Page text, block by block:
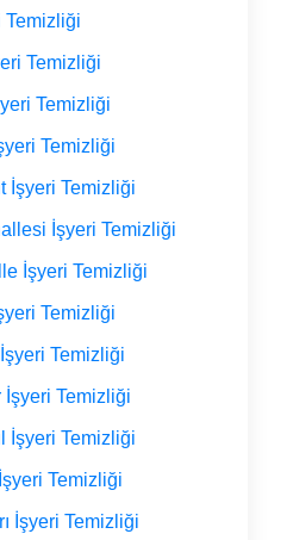
Temizliği
Temizliği
Temizliği
Temizliği
İşyeri Temizliği
İşyeri Temizliği
İşyeri Temizliği
Temizliği
Temizliği
İşyeri Temizliği
İşyeri Temizliği
Temizliği
İşyeri Temizliği